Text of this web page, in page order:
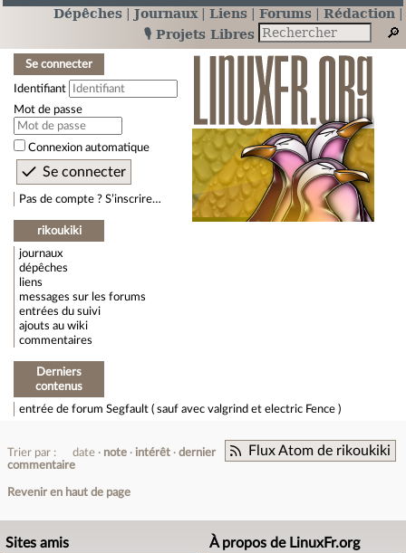
Dépêches Journaux Liens Forums
Rédaction
🎙️ Projets Libres
Se connecter
Identifiant
Mot de passe
Connexion automatique
Pas de compte ? S’inscrire…
rikoukiki
journaux
dépêches
liens
messages sur les forums
entrées du suivi
ajouts au wiki
commentaires
Derniers
contenus
entrée de forum Segfault ( sauf avec valgrind et electric Fence )
Flux Atom de rikoukiki
Trier par : date note intérêt
dernier
commentaire
Revenir en haut de page
Sites amis À propos de LinuxFr.org